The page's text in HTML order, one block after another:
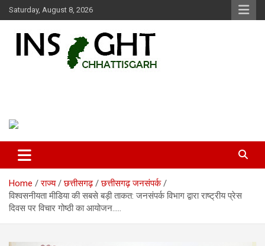
Skip
to
Saturday, August 8, 2026
Home राज्य छत्तीसगढ़
छत्तीसगढ़ जनसंपर्क
विश्वसनीयता मीडिया की सबसे बड़ी ताकत: जनसंपर्क विभाग द्वारा राष्ट्रीय प्रेस
दिवस पर विचार गोष्ठी का आयोजन…..